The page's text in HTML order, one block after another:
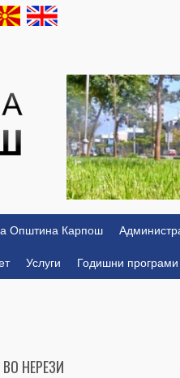
Општина Карпош
Услуги Годишни програми
НЕРЕЗИ